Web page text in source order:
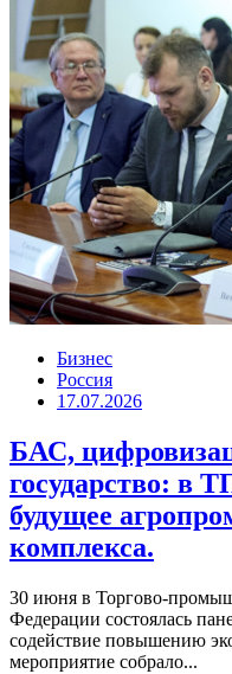
Бизнес
Россия
17.07.2026
БАС,
государство: в
будущее
комплекса.
30 июня в Торгово-
Федерации состоялась
содействие повышению
мероприятие собрало...